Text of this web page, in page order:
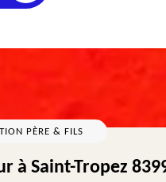
PÈRE & FILS
à Saint-Tropez